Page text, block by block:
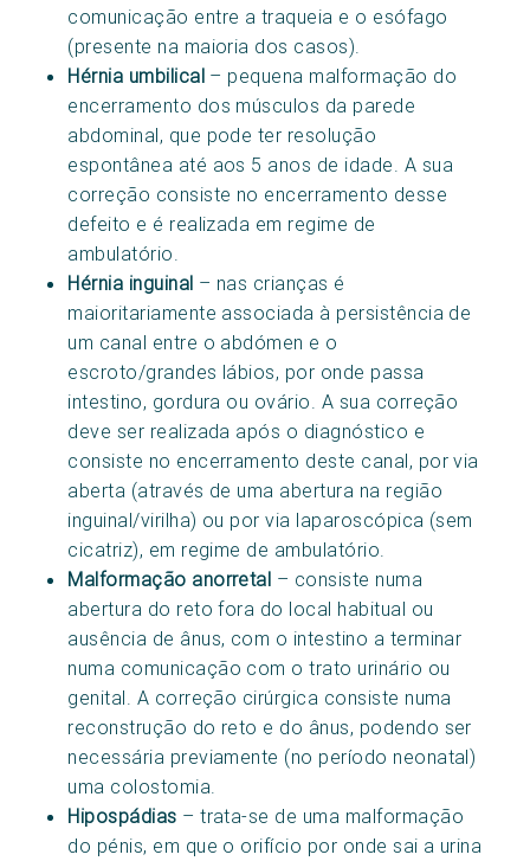
comunicação entre a traqueia e o esófago
(presente na maioria dos casos).
Hérnia umbilical – pequena malformação do
encerramento dos músculos da parede
abdominal, que pode ter resolução
espontânea até aos 5 anos de idade. A sua
correção consiste no encerramento desse
defeito e é realizada em regime de
ambulatório.
Hérnia inguinal – nas crianças é
maioritariamente associada à persistência de
um canal entre o abdómen e o
escroto/grandes lábios, por onde passa
intestino, gordura ou ovário. A sua correção
deve ser realizada após o diagnóstico e
consiste no encerramento deste canal, por via
aberta (através de uma abertura na região
inguinal/virilha) ou por via laparoscópica (sem
cicatriz), em regime de ambulatório.
Malformação anorretal – consiste numa
abertura do reto fora do local habitual ou
ausência de ânus, com o intestino a terminar
numa comunicação com o trato urinário ou
genital. A correção cirúrgica consiste numa
reconstrução do reto e do ânus, podendo ser
necessária previamente (no período neonatal)
uma colostomia.
Hipospádias – trata-se de uma malformação
do pénis, em que o orifício por onde sai a urina